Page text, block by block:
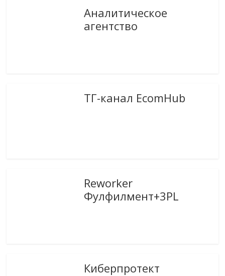
Аналитическое
агентство
ТГ-канал EcomHub
Reworker
Фулфилмент+3PL
Киберпротект